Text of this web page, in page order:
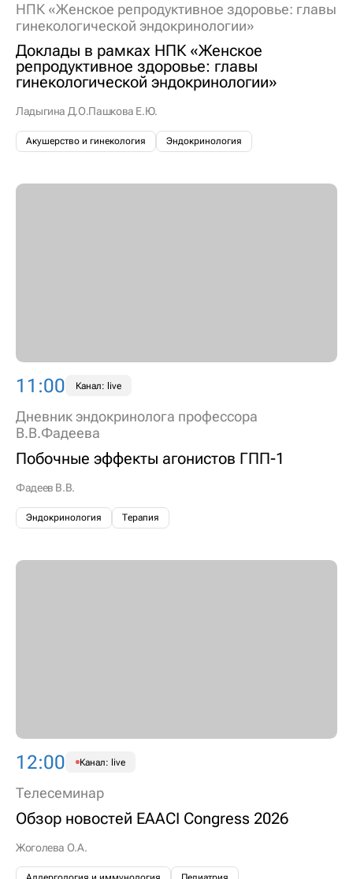
НПК «Женское репродуктивное здоровье: главы
гинекологической эндокринологии»
Доклады в рамках НПК «Женское
репродуктивное здоровье: главы
гинекологической эндокринологии»
Ладыгина Д.О.Пашкова Е.Ю.
Акушерство и гинекология Эндокринология
11:00 Канал: live
Дневник эндокринолога профессора
В.В.Фадеева
Побочные эффекты агонистов ГПП-1
Фадеев В.В.
Эндокринология Терапия
12:00 Канал: live
Телесеминар
Обзор новостей EAACI Congress 2026
Жоголева О.А.